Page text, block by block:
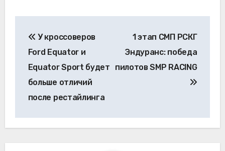
по
записям
У кроссоверов
Ford Equator и
Equator Sport будет
больше отличий
после рестайлинга
1 этап СМП РСКГ
Эндуранс: победа
пилотов SMP RACING